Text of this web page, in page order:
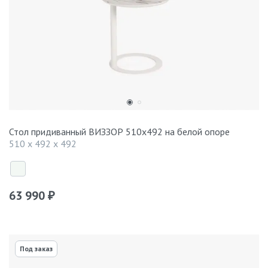
Стол придиванный ВИЗЗОР 510x492 на белой опоре
510 x 492 x 492
63 990 ₽
Под заказ